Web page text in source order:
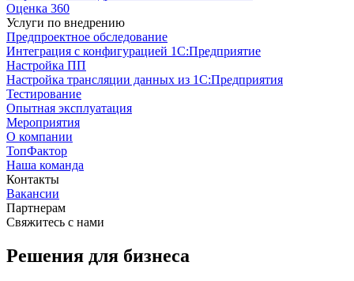
Оценка 360
Услуги по внедрению
Предпроектное обследование
Интеграция с конфигурацией 1С:Предприятие
Настройка ПП
Настройка трансляции данных из 1С:Предприятия
Тестирование
Опытная эксплуатация
Мероприятия
О компании
ТопФактор
Наша команда
Контакты
Вакансии
Партнерам
Свяжитесь с нами
Решения для бизнеса